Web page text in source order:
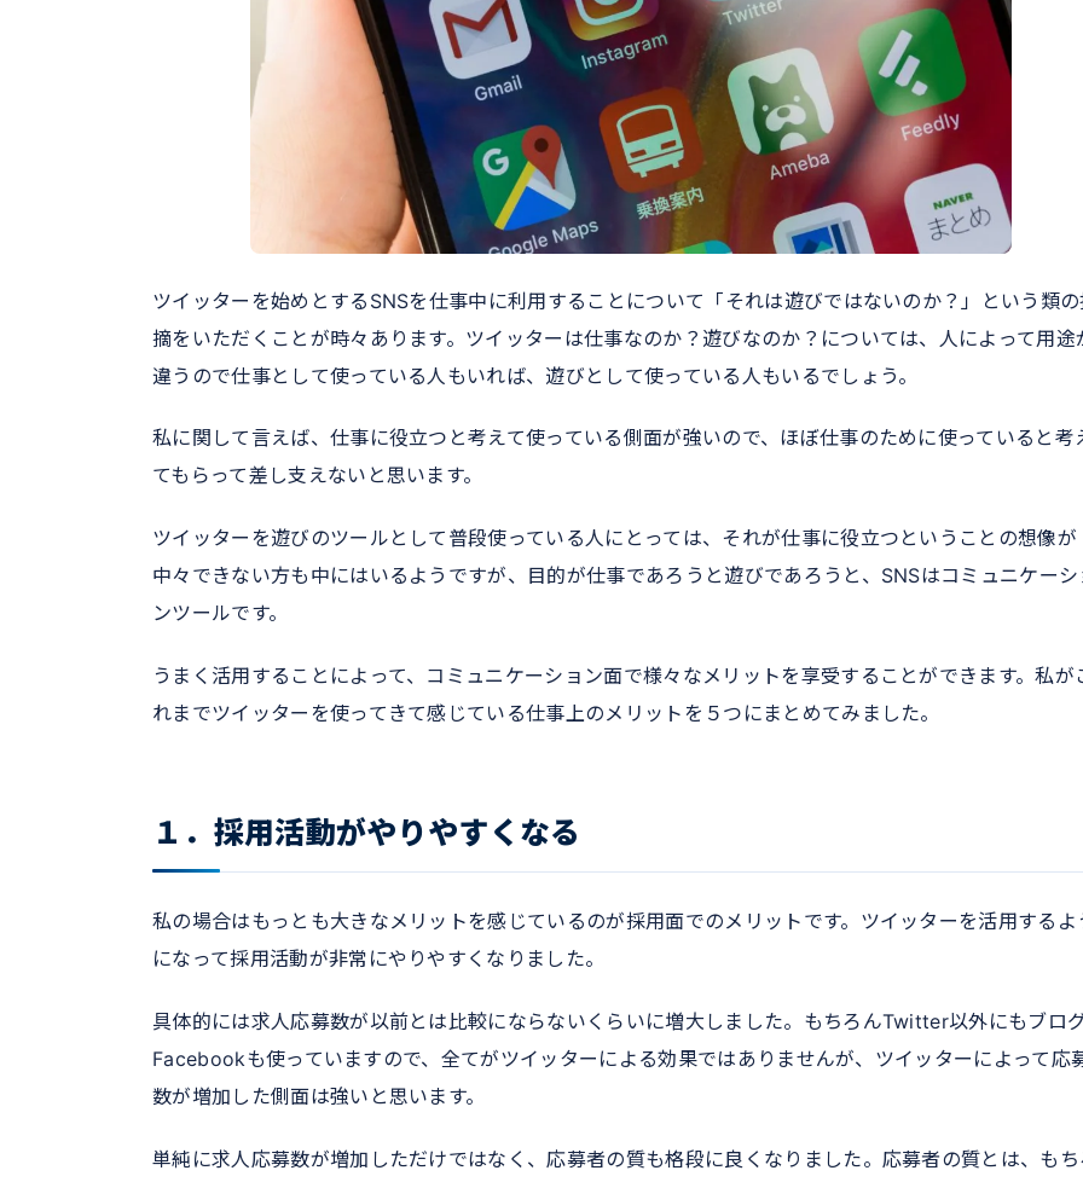
ツイッターを始めとするSNSを仕事中に利用することについて「それは遊びではないのか？」という類
摘をいただくことが時々あります。ツイッターは仕事なのか？遊びなのか？については、人によって用途
違うので仕事として使っている人もいれば、遊びとして使っている人もいるでしょう。
私に関して言えば、仕事に役立つと考えて使っている側面が強いので、ほぼ仕事のために使っていると考
てもらって差し支えないと思います。
ツイッターを遊びのツールとして普段使っている人にとっては、それが仕事に役立つということの想像が
中々できない方も中にはいるようですが、目的が仕事であろうと遊びであろうと、SNSはコミュニケーシ
ンツールです。
うまく活用することによって、コミュニケーション面で様々なメリットを享受することができます。私が
れまでツイッターを使ってきて感じている仕事上のメリットを５つにまとめてみました。
１．採用活動がやりやすくなる
私の場合はもっとも大きなメリットを感じているのが採用面でのメリットです。ツイッターを活用するよ
になって採用活動が非常にやりやすくなりました。
具体的には求人応募数が以前とは比較にならないくらいに増大しました。もちろんTwitter以外にもブロ
Facebookも使っていますので、全てがツイッターによる効果ではありませんが、ツイッターによって応
数が増加した側面は強いと思います。
単純に求人応募数が増加しただけではなく、応募者の質も格段に良くなりました。応募者の質とは、もち